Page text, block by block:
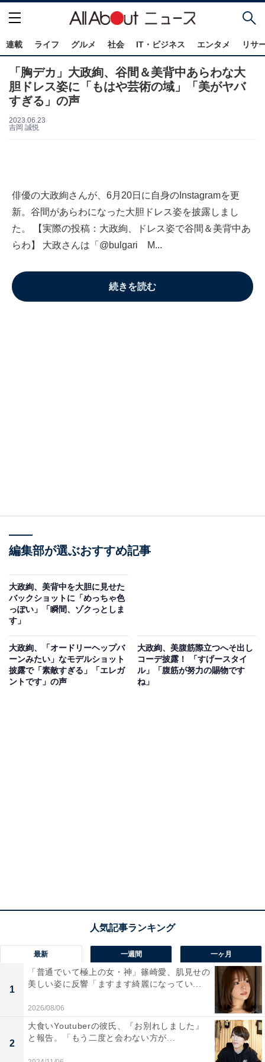
連載 ライフ グルメ 社会 IT・ビジネス エンタメ リサ
「胸デカ」大政絢、谷間＆美背中あらわな大
胆ドレス姿に「もはや芸術の域」「美がヤバ
すぎる」の声
2023.06.23
吉岡 誠悦
俳優の大政絢さんが、6月20日に自身のInstagramを更
新。谷間があらわになった大胆ドレス姿を披露しまし
た。 【実際の投稿：大政絢、ドレス姿で谷間＆美背中あ
らわ】 大政さんは「@bulgari M...
続きを読む
編集部が選ぶおすすめ記事
大政絢、美背中を大胆に見せた
バックショットに「めっちゃ色
っぽい」「瞬間、ゾクっとしま
す」
大政絢、「オードリーヘップバ
ーンみたい」なモデルショット
披露で「素敵すぎる」「エレガ
ントです」の声
大政絢、美腹筋際立つへそ出し
コーデ披露！ 「すげースタイ
ル」「腹筋が努力の賜物です
ね」
最新 一週間 一ヶ月
1
「普通でいて極上の女・神」篠崎愛、肌見せの
美しい姿に反響「ますます綺麗になってい...
2026/08/06
2
大食いYoutuberの彼氏、『お別れしました』
と報告。「もう二度と会わない方が...